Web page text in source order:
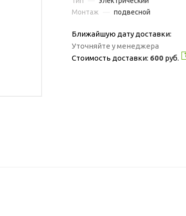
Монтаж
подвесной
Ближайшую дату доставки:
Уточняйте у менеджера
Стоимость доставки: 600 руб.